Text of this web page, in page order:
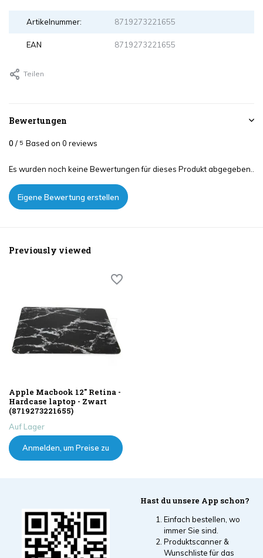
Artikelnummer: 8719273221655
EAN 8719273221655
Teilen
Bewertungen
0 / 5 Based on 0 reviews
Es wurden noch keine Bewertungen für dieses Produkt abgegeben..
Eigene Bewertung erstellen
Previously viewed
Apple Macbook 12" Retina -
Hardcase laptop - Zwart
(8719273221655)
Auf Lager
Anmelden, um Preise zu
Hast du unsere App schon?
Einfach bestellen, wo
immer Sie sind.
Produktscanner &
Wunschliste für das